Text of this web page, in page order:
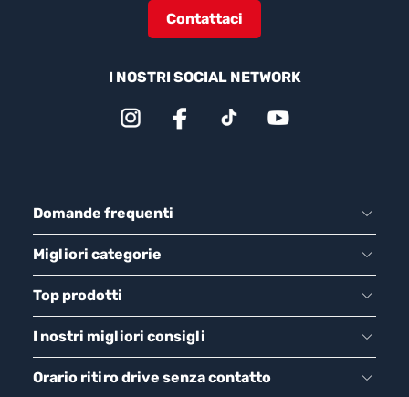
Contattaci
I NOSTRI SOCIAL NETWORK
Domande frequenti
Migliori categorie
Top prodotti
I nostri migliori consigli
Orario ritiro drive senza contatto